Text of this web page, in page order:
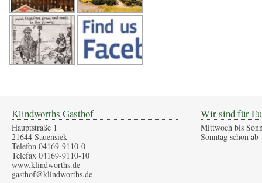
Klindworths Gasthof
Hauptstraße 1
21644 Sauensiek
Telefon 04169-9110-0
Telefax 04169-9110-10
www.klindworths.de
gasthof@klindworths.de
Wir sind für
Mittwoch bis
Sonntag schon